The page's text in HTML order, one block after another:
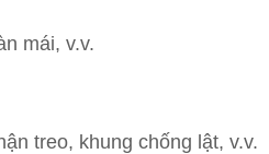
mái, v.v.
treo, khung chống lật, v.v.